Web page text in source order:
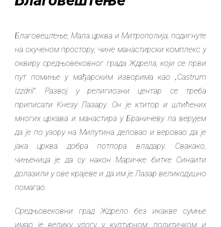
Благовештење, Мала црква и Митрополија, подигнуте
на скученом простору, чине манастирски комплекс у
оквиру средњовековног града Ждрела, који се први
пут помиње у мађарским изворима као „Castrum
Izzdril”. Развој у религиозни центар се треба
приписати Кнезу Лазару. Он је ктитор и штићених
многих цркава и манастира у Браничеву па верујем
да је по узору на Милутина деловао и веровао да је
јака црква добра потпора владару. Свакако,
чињеница је да су након Маричке битке Синаити
долазили у ове крајеве и да им је Лазар великодушно
помагао.
Средњовековни град Ждрело без икакве сумње
имао је велику улогу у културном, политичком и